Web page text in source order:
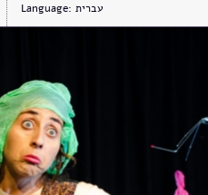
Language: עברית